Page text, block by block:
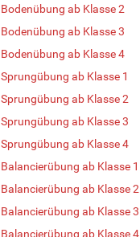
Bodenübung ab Klasse 2
Bodenübung ab Klasse 3
Bodenübung ab Klasse 4
Sprungübung ab Klasse 1
Sprungübung ab Klasse 2
Sprungübung ab Klasse 3
Sprungübung ab Klasse 4
Balancierübung ab Klasse 1
Balancierübung ab Klasse 2
Balancierübung ab Klasse 3
Balancierübung ab Klasse 4